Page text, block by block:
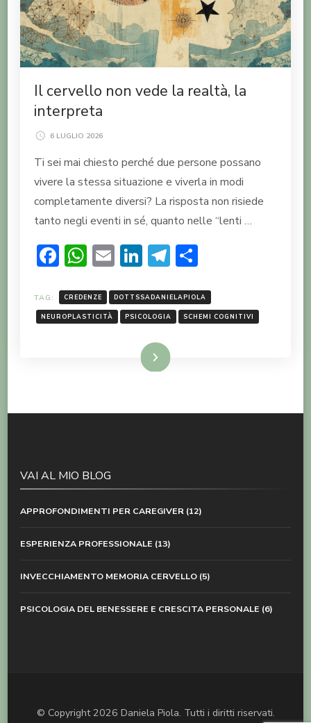
Il cervello non vede la realtà, la
interpreta
6 LUGLIO 2026
Ti sei mai chiesto perché due persone possano
vivere la stessa situazione e viverla in modi
completamente diversi? La risposta non risiede
tanto negli eventi in sé, quanto nelle “lenti …
Facebook
WhatsApp
EmailLinkedIn
Telegram
TAG: CREDENZE DOTTSSADANIELAPIOLA
NEUROPLASTICITÀ PSICOLOGIA SCHEMI COGNITIVI
LEGGI TUTTO
VAI AL MIO BLOG
APPROFONDIMENTI PER CAREGIVER (12)
ESPERIENZA PROFESSIONALE (13)
INVECCHIAMENTO MEMORIA CERVELLO (5)
PSICOLOGIA DEL BENESSERE E CRESCITA PERSONALE (6)
© Copyright 2026 Daniela Piola. Tutti i diritti riservati.